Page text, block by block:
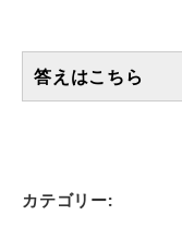
答えはこちら
カテゴリー: